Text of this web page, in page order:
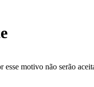
motivo não serão